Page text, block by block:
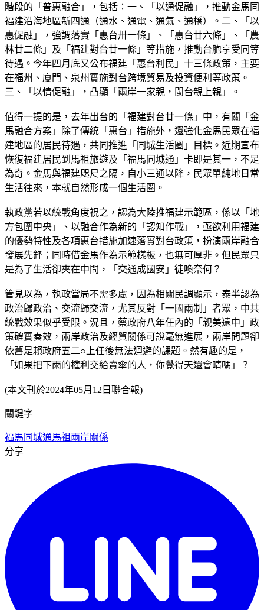
階段的「普惠融合」，包括：一、「以通促融」，推動金馬同
福建沿海地區新四通（通水、通電、通氣、通橋）。二、「以
惠促融」，強調落實「惠台卅一條」、「惠台廿六條」、「農
林廿二條」及「福建對台廿一條」等措施，推動台胞享受同等
待遇。今年四月底又公布福建「惠台利民」十三條政策，主要
在福州、廈門、泉州實施對台跨境貿易及投資便利等政策。
三、「以情促融」，凸顯「兩岸一家親，閩台親上親」。
值得一提的是，去年出台的「福建對台廿一條」中，有關「金
馬融合方案」除了傳統「惠台」措施外，還強化金馬民眾在福
建地區的居民待遇，共同推進「同城生活圈」目標。近期宣布
恢復福建居民到馬祖旅遊及「福馬同城通」卡即是其一，不足
為奇。金馬與福建咫尺之隔，自小三通以降，民眾單純地日常
生活往來，本就自然形成一個生活圈。
執政黨若以統戰角度視之，認為大陸推福建示範區，係以「地
方包圍中央」、以融合作為新的「認知作戰」，亟欲利用福建
的優勢特性及各項惠台措施加速落實對台政策，扮演兩岸融合
發展先鋒；同時借金馬作為示範樣板，也無可厚非。但民眾只
是為了生活卻夾在中間，「交通成國安」徒喚奈何？
管見以為，執政當局不需多慮，因為相關民調顯示，泰半認為
政治歸政治、交流歸交流，尤其反對「一國兩制」者眾，中共
統戰效果似乎受限。況且，蔡政府八年任內的「親美遠中」政
策確實奏效，兩岸政治及經貿關係可說毫無進展，兩岸問題卻
依舊是賴政府五二○上任後無法迴避的課題。然有趣的是，
「如果把下雨的權利交給賣傘的人，你覺得天還會晴嗎」？
(本文刊於2024年05月12日聯合報)
關鍵字
福馬同城通馬祖 兩岸關係
分享